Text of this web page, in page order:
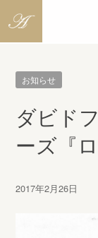
お知らせ
ダビド
ーズ『
2017年2月26日